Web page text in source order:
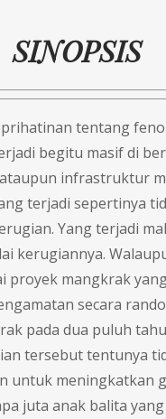
SINOPSIS
tentang
begitu masif di
infrastruktur
terjadi sepertinya
Yang terjadi
kerugiannya.
mangkrak
secara
pada dua puluh
tersebut tentunya
untuk meningkatkan
juta anak balita